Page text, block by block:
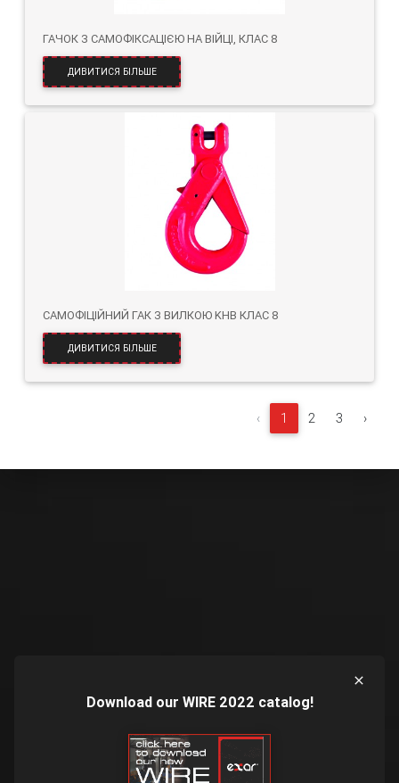
ГАЧОК З САМОФІКСАЦІЄЮ НА ВІЙЦІ, КЛАС 8
ДИВИТИСЯ БІЛЬШЕ
САМОФІЦІЙНИЙ ГАК З ВИЛКОЮ KHB КЛАС 8
ДИВИТИСЯ БІЛЬШЕ
‹ 1 2 3 ›
Download our WIRE 2022 catalog!